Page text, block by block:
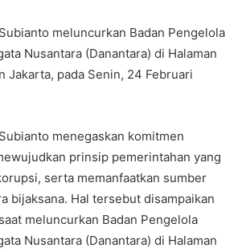
meluncurkan Badan Pengelola
Nusantara (Danantara) di Halaman
Jakarta, pada Senin, 24 Februari
menegaskan komitmen
prinsip pemerintahan yang
serta memanfaatkan sumber
bijaksana. Hal tersebut disampaikan
meluncurkan Badan Pengelola
Nusantara (Danantara) di Halaman